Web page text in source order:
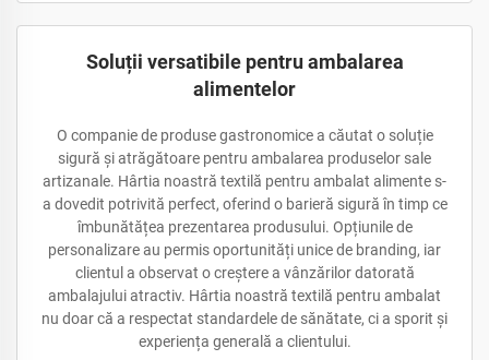
Soluții versatibile pentru ambalarea
alimentelor
O companie de produse gastronomice a căutat o soluție
sigură și atrăgătoare pentru ambalarea produselor sale
artizanale. Hârtia noastră textilă pentru ambalat alimente s-
a dovedit potrivită perfect, oferind o barieră sigură în timp ce
îmbunătățea prezentarea produsului. Opțiunile de
personalizare au permis oportunități unice de branding, iar
clientul a observat o creștere a vânzărilor datorată
ambalajului atractiv. Hârtia noastră textilă pentru ambalat
nu doar că a respectat standardele de sănătate, ci a sporit și
experiența generală a clientului.